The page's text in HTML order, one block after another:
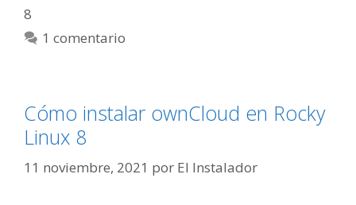
8
1 comentario
Cómo instalar ownCloud en Rocky
Linux 8
11 noviembre, 2021 por El Instalador